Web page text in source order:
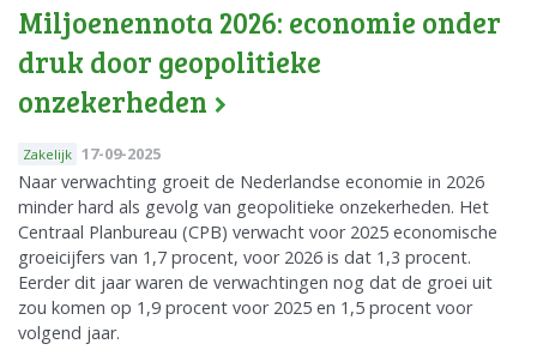
Miljoenennota 2026: economie onder
druk door geopolitieke
onzekerheden
Zakelijk 17-09-2025
Naar verwachting groeit de Nederlandse economie in 2026
minder hard als gevolg van geopolitieke onzekerheden. Het
Centraal Planbureau (CPB) verwacht voor 2025 economische
groeicijfers van 1,7 procent, voor 2026 is dat 1,3 procent.
Eerder dit jaar waren de verwachtingen nog dat de groei uit
zou komen op 1,9 procent voor 2025 en 1,5 procent voor
volgend jaar.